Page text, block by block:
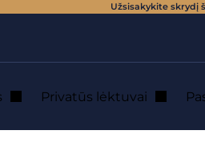
Užsisakykite skrydį
Privatūs lėktuvai